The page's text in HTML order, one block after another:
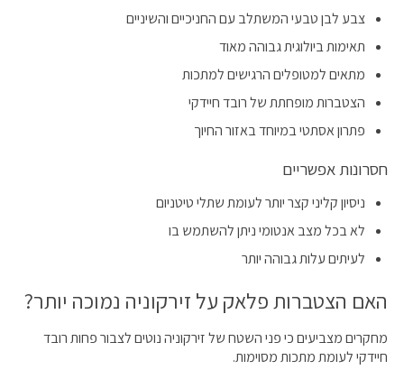
צבע לבן טבעי המשתלב עם החניכיים והשיניים
תאימות ביולוגית גבוהה מאוד
מתאים למטופלים הרגישים למתכות
הצטברות מופחתת של רובד חיידקי
פתרון אסתטי במיוחד באזור החיוך
חסרונות אפשריים
ניסיון קליני קצר יותר לעומת שתלי טיטניום
לא בכל מצב אנטומי ניתן להשתמש בו
לעיתים עלות גבוהה יותר
האם הצטברות פלאק על זירקוניה נמוכה יותר?
מחקרים מצביעים כי פני השטח של זירקוניה נוטים לצבור פחות רובד
חיידקי לעומת מתכות מסוימות.